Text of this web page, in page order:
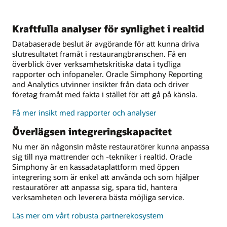
Kraftfulla analyser för synlighet i realtid
Databaserade beslut är avgörande för att kunna driva
slutresultatet framåt i restaurangbranschen. Få en
överblick över verksamhetskritiska data i tydliga
rapporter och infopaneler. Oracle Simphony Reporting
and Analytics utvinner insikter från data och driver
företag framåt med fakta i stället för att gå på känsla.
Få mer insikt med rapporter och analyser
Överlägsen integreringskapacitet
Nu mer än någonsin måste restauratörer kunna anpassa
sig till nya mattrender och -tekniker i realtid. Oracle
Simphony är en kassadataplattform med öppen
integrering som är enkel att använda och som hjälper
restauratörer att anpassa sig, spara tid, hantera
verksamheten och leverera bästa möjliga service.
Läs mer om vårt robusta partnerekosystem